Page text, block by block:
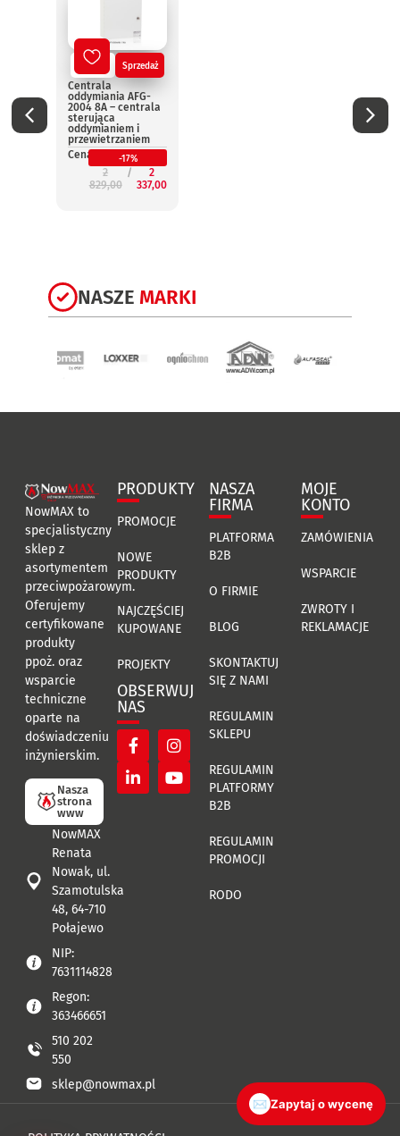
Nowy Sprzedaż
Centrala
oddymiania AFG-
2004 8A – centrala
sterująca
oddymianiem i
przewietrzaniem
Cena:
-17%
2
829,00
2
337,00
NASZE MARKI
NowMAX to
specjalistyczny
sklep z
asortymentem
przeciwpożarowym.
Oferujemy
certyfikowane
produkty
ppoż. oraz
wsparcie
techniczne
oparte na
doświadczeniu
inżynierskim.
Nasza
strona
www
NowMAX
Renata
Nowak, ul.
Szamotulska
48, 64-710
Połajewo
NIP:
7631114828
Regon:
363466651
510 202
550
sklep@nowmax.pl
PRODUKTY
PROMOCJE
NOWE
PRODUKTY
NAJCZĘŚCIEJ
KUPOWANE
PROJEKTY
OBSERWUJ
NAS
NASZA
FIRMA
PLATFORMA
B2B
O FIRMIE
BLOG
SKONTAKTUJ
SIĘ Z NAMI
REGULAMIN
SKLEPU
REGULAMIN
PLATFORMY
B2B
REGULAMIN
PROMOCJI
RODO
MOJE
KONTO
ZAMÓWIENIA
WSPARCIE
ZWROTY I
REKLAMACJE
✉ Zapytaj o wycenę